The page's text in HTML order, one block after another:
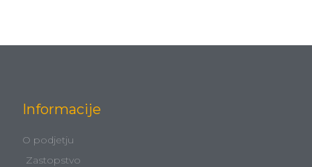
Informacije
O podjetju
Zastopstvo